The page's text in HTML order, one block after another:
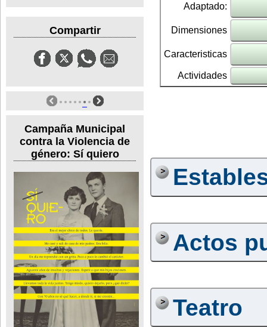
Compartir
Campaña Municipal
contra la Violencia de
género: Sí quiero
Adaptado:
Dimensiones
Caracteristicas
Actividades
Actos
Teatro